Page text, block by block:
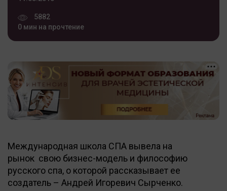
5882
0 мин на прочтение
Международная школа СПА вывела на
рынок свою бизнес-модель и философию
русского спа, о которой рассказывает ее
создатель – Андрей Игоревич Сырченко.